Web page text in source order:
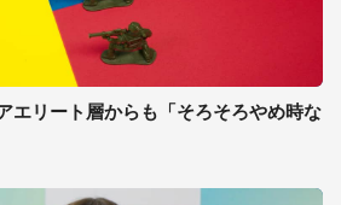
エリート層からも「そろそろやめ時な